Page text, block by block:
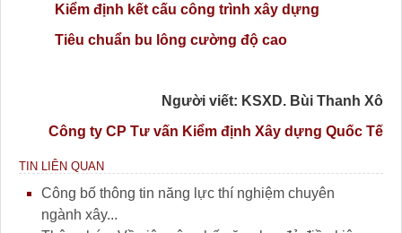
Kiểm định kết cấu công trình xây dựng
Tiêu chuẩn bu lông cường độ cao
Người viết: KSXD. Bùi Thanh Xô
Công ty CP Tư vấn Kiểm định Xây dựng Quốc Tế
TIN LIÊN QUAN
Công bố thông tin năng lực thí nghiệm chuyên
ngành xây...